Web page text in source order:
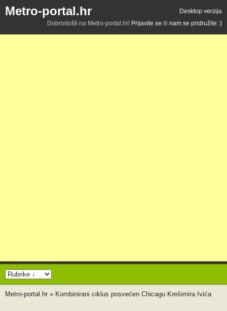
Metro-portal.hr
Desktop verzija
Dobrodošli na Metro-portal.hr! Prijavite se ili nam se pridružite :)
Metro-portal.hr » Kombinirani ciklus posvećen Chicagu Krešimira Ivića